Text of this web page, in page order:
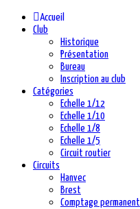
Accueil
Club
Historique
Présentation
Bureau
Inscription au club
Catégories
Echelle 1/12
Echelle 1/10
Echelle 1/8
Echelle 1/5
Circuit routier
Circuits
Hanvec
Brest
Comptage permanent
précédente
précédent
suivante
suivant